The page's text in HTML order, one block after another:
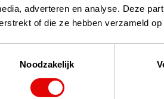
adverteren en analyse. Deze
of die ze hebben verzameld
Noodzakelijk
| Trusted Shops, TrustPilot,
aan het woord